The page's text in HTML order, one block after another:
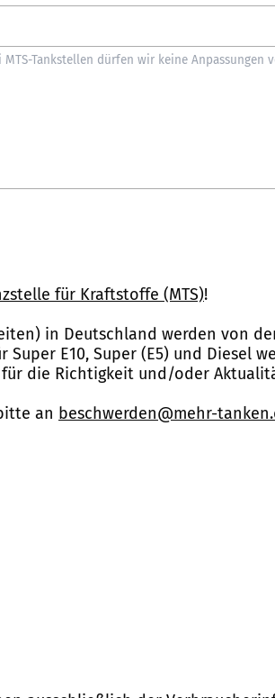
für Kraftstoffe (MTS)!
in Deutschland werden von
E10, Super (E5) und Diesel
die Richtigkeit und/oder
an beschwerden@mehr-